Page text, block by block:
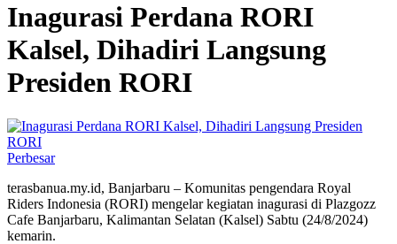
Inagurasi Perdana RORI
Kalsel, Dihadiri Langsung
Presiden RORI
Perbesar
terasbanua.my.id, Banjarbaru – Komunitas pengendara Royal
Riders Indonesia (RORI) mengelar kegiatan inagurasi di Plazgozz
Cafe Banjarbaru, Kalimantan Selatan (Kalsel) Sabtu (24/8/2024)
kemarin.